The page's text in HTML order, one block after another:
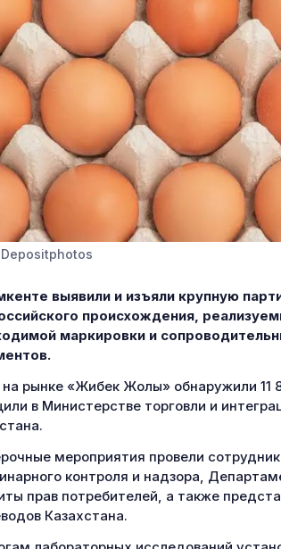
выявили и изъяли крупную
происхождения,
маркировки и
на рынке «Жибек Жолы» обнаружили 11
в Министерстве торговли и
мероприятия провели
контроля и надзора,
прав потребителей, а также
Казахстана.